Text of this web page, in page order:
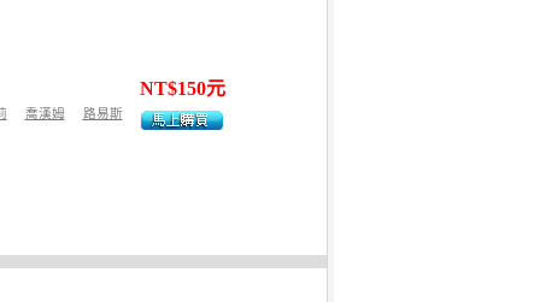
喬漢姆 路易斯
NT$150元